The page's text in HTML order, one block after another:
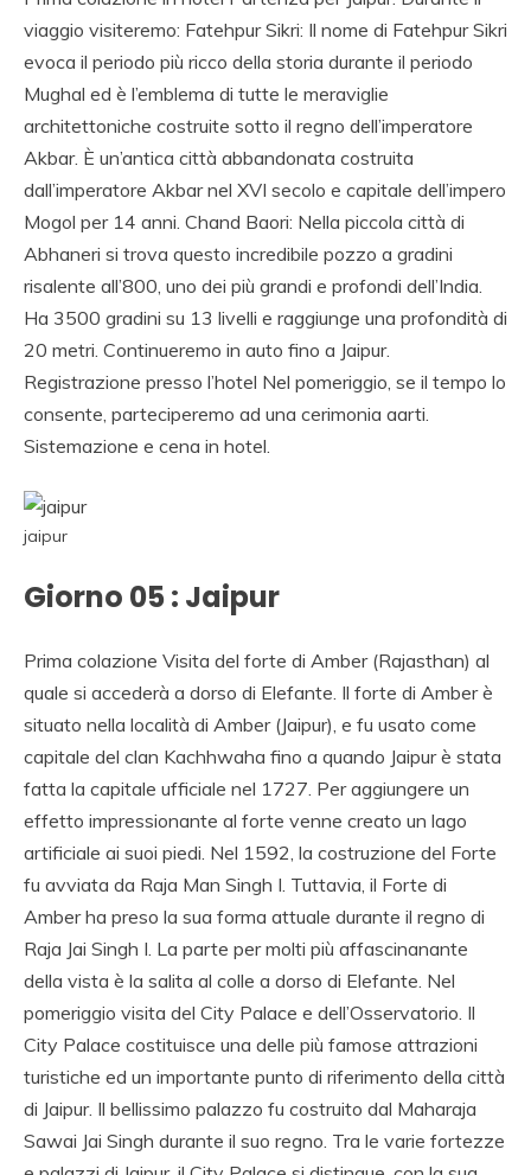
viaggio visiteremo: Fatehpur Sikri: Il nome di Fatehpur Sikri
evoca il periodo più ricco della storia durante il periodo
Mughal ed è l’emblema di tutte le meraviglie
architettoniche costruite sotto il regno dell’imperatore
Akbar. È un’antica città abbandonata costruita
dall’imperatore Akbar nel XVI secolo e capitale dell’impero
Mogol per 14 anni. Chand Baori: Nella piccola città di
Abhaneri si trova questo incredibile pozzo a gradini
risalente all’800, uno dei più grandi e profondi dell’India.
Ha 3500 gradini su 13 livelli e raggiunge una profondità di
20 metri. Continueremo in auto fino a Jaipur.
Registrazione presso l’hotel Nel pomeriggio, se il tempo lo
consente, parteciperemo ad una cerimonia aarti.
Sistemazione e cena in hotel.
jaipur
Giorno 05 : Jaipur
Prima colazione Visita del forte di Amber (Rajasthan) al
quale si accederà a dorso di Elefante. Il forte di Amber è
situato nella località di Amber (Jaipur), e fu usato come
capitale del clan Kachhwaha fino a quando Jaipur è stata
fatta la capitale ufficiale nel 1727. Per aggiungere un
effetto impressionante al forte venne creato un lago
artificiale ai suoi piedi. Nel 1592, la costruzione del Forte
fu avviata da Raja Man Singh I. Tuttavia, il Forte di
Amber ha preso la sua forma attuale durante il regno di
Raja Jai Singh I. La parte per molti più affascinanante
della vista è la salita al colle a dorso di Elefante. Nel
pomeriggio visita del City Palace e dell’Osservatorio. Il
City Palace costituisce una delle più famose attrazioni
turistiche ed un importante punto di riferimento della città
di Jaipur. Il bellissimo palazzo fu costruito dal Maharaja
Sawai Jai Singh durante il suo regno. Tra le varie fortezze